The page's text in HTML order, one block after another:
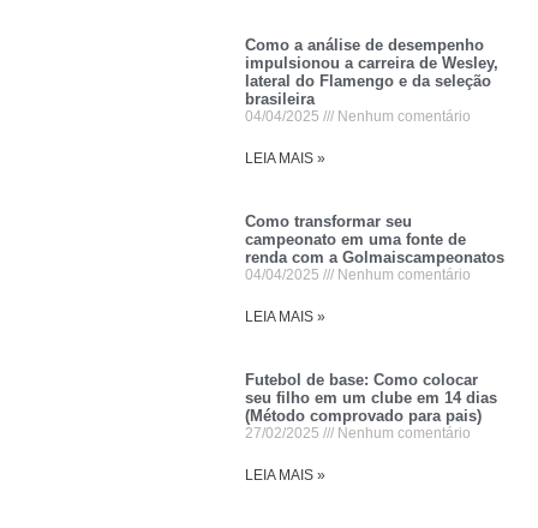
Como a análise de desempenho
impulsionou a carreira de Wesley,
lateral do Flamengo e da seleção
brasileira
04/04/2025 Nenhum comentário
LEIA MAIS »
Como transformar seu
campeonato em uma fonte de
renda com a Golmaiscampeonatos
04/04/2025 Nenhum comentário
LEIA MAIS »
Futebol de base: Como colocar
seu filho em um clube em 14 dias
(Método comprovado para pais)
27/02/2025 Nenhum comentário
LEIA MAIS »